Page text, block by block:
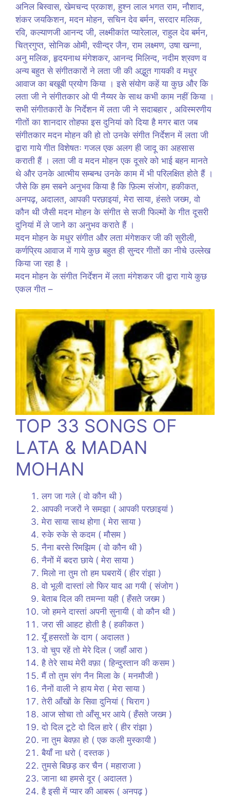
अनिल बिस्वास, खेमचन्द प्रकाश, हुश्न लाल भगत राम, नौशाद,
शंकर जयकिशन, मदन मोहन, सचिन देव बर्मन, सरदार मलिक,
रवि, कल्याणजी आनन्द जी, लक्ष्मीकांत प्यारेलाल, राहुल देव बर्मन,
चित्रगुप्त, सोनिक ओमी, रवीन्द्र जैन, राम लक्ष्मण, उषा खन्ना,
अनु मलिक, हृदयनाथ मंगेशकर, आनन्द मिलिन्द, नदीम श्रवण व
अन्य बहुत से संगीतकारों ने लता जी की अद्भुत गायकी व मधुर
आवाज का बखूबी प्रयोग किया । इसे संयोग कहें या कुछ और कि
लता जी ने संगीतकार ओ पी नैय्यर के साथ कभी काम नहीं किया ।
सभी संगीतकारों के निर्देशन में लता जी ने सदाबहार , अविस्मरणीय
गीतों का शानदार तोहफा इस दुनियां को दिया है मगर बात जब
संगीतकार मदन मोहन की हो तो उनके संगीत निर्देशन में लता जी
द्वारा गाये गीत विशेषतः गजल एक अलग ही जादू का अहसास
कराती हैं । लता जी व मदन मोहन एक दूसरे को भाई बहन मानते
थे और उनके आत्मीय सम्बन्ध उनके काम में भी परिलक्षित होते हैं ।
जैसे कि हम सबने अनुभव किया है कि फ़िल्म संजोग, हकीकत,
अनपढ़, अदालत, आपकी परछाइयां, मेरा साया, हंसते जख्म, वो
कौन थी जैसी मदन मोहन के संगीत से सजी फिल्मों के गीत दूसरी
दुनियां में ले जाने का अनुभव कराते हैं ।
मदन मोहन के मधुर संगीत और लता मंगेशकर जी की सुरीली,
कर्णप्रिय आवाज में गाये कुछ बहुत ही सुन्दर गीतों का नीचे उल्लेख
किया जा रहा है ।
मदन मोहन के संगीत निर्देशन में लता मंगेशकर जी द्वारा गाये कुछ
एकल गीत –
TOP 33 SONGS OF
LATA & MADAN
MOHAN
लग जा गले ( वो कौन थी )
आपकी नजरों ने समझा ( आपकी परछाइयां )
मेरा साया साथ होगा ( मेरा साया )
रुके रुके से कदम ( मौसम )
नैना बरसे रिमझिम ( वो कौन थी )
नैनों में बदरा छाये ( मेरा साया )
मिलो ना तुम तो हम घबरायें ( हीर रांझा )
वो भूली दास्तां लो फिर याद आ गयी ( संजोग )
बेताब दिल की तमन्ना यही ( हँसते जख्म )
जो हमने दास्तां अपनी सुनायी ( वो कौन थी )
जरा सी आहट होती है ( हकीकत )
यूँ हसरतों के दाग ( अदालत )
वो चुप रहें तो मेरे दिल ( जहाँ आरा )
है तेरे साथ मेरी वफ़ा ( हिन्दुस्तान की कसम )
मैं तो तुम संग नैन मिला के ( मनमौजी )
नैनों वाली ने हाय मेरा ( मेरा साया )
तेरी आँखों के सिवा दुनियां ( चिराग )
आज सोचा तो आँसू भर आये ( हँसते जख्म )
दो दिल टूटे दो दिल हारे ( हीर रांझा )
ना तुम बेवफ़ा हो ( एक कली मुस्कायी )
बैयाँ ना धरो ( दस्तक )
तुमसे बिछड़ कर चैन ( महाराजा )
जाना था हमसे दूर ( अदालत )
है इसी में प्यार की आबरू ( अनपढ़ )